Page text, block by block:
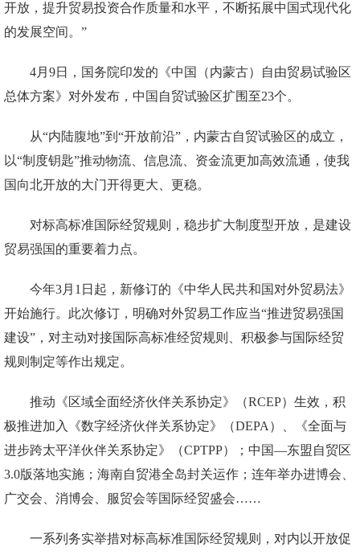
开放，提升贸易投资合作质量和水平，不断拓展中国式现代化
的发展空间。”
4月9日，国务院印发的《中国（内蒙古）自由贸易试验区
总体方案》对外发布，中国自贸试验区扩围至23个。
从“内陆腹地”到“开放前沿”，内蒙古自贸试验区的成立，
以“制度钥匙”推动物流、信息流、资金流更加高效流通，使我
国向北开放的大门开得更大、更稳。
对标高标准国际经贸规则，稳步扩大制度型开放，是建设
贸易强国的重要着力点。
今年3月1日起，新修订的《中华人民共和国对外贸易法》
开始施行。此次修订，明确对外贸易工作应当“推进贸易强国
建设”，对主动对接国际高标准经贸规则、积极参与国际经贸
规则制定等作出规定。
推动《区域全面经济伙伴关系协定》（RCEP）生效，积
极推进加入《数字经济伙伴关系协定》（DEPA）、《全面与
进步跨太平洋伙伴关系协定》（CPTPP）；中国—东盟自贸区
3.0版落地实施；海南自贸港全岛封关运作；连年举办进博会、
广交会、消博会、服贸会等国际经贸盛会……
一系列务实举措对标高标准国际经贸规则，对内以开放促